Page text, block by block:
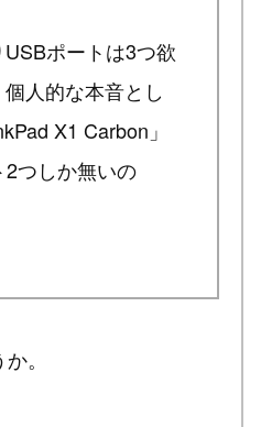
USBポートは3つ欲
人的な本音とし
X1 Carbon」
つしか無いの
。